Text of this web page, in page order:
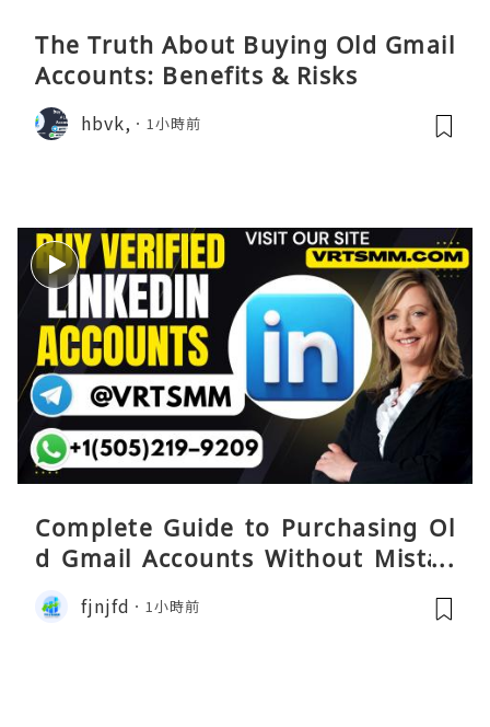
The Truth About Buying Old Gmail
Accounts: Benefits & Risks
hbvk, 1小時前
Complete Guide to Purchasing Ol
d Gmail Accounts Without Mistak
es
fjnjfd 1小時前